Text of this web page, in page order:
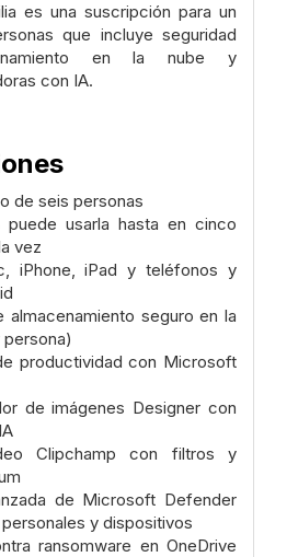
es una suscripción para un
que incluye seguridad
en la nube y
con IA.
de seis personas
puede usarla hasta en cinco
vez
iPhone, iPad y teléfonos y
almacenamiento seguro en la
persona)
productividad con Microsoft
de imágenes Designer con
Clipchamp con filtros y
de Microsoft Defender
y dispositivos
ransomware en OneDrive